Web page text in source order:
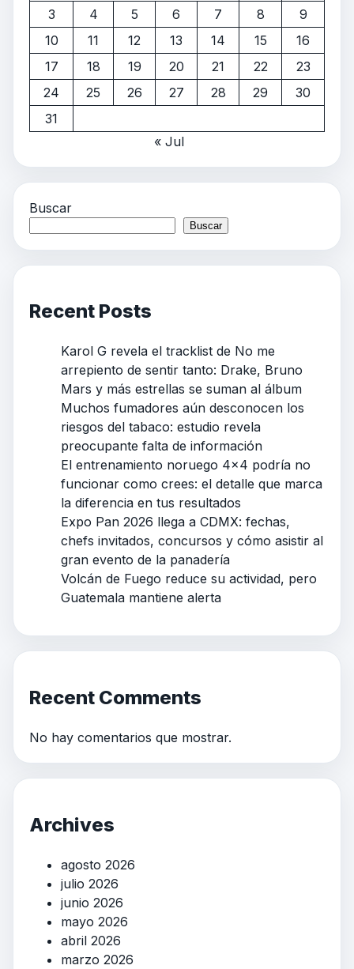
3
4 5 6 7 8
9
10
11 12 13 14 15
16
17
18 19 20 21 22
23
24
25 26 27 28 29
30
31
« Jul
Buscar
Buscar
Recent Posts
Karol G revela el tracklist de No me
arrepiento de sentir tanto: Drake, Bruno
Mars y más estrellas se suman al álbum
Muchos fumadores aún desconocen los
riesgos del tabaco: estudio revela
preocupante falta de información
El entrenamiento noruego 4×4 podría no
funcionar como crees: el detalle que marca
la diferencia en tus resultados
Expo Pan 2026 llega a CDMX: fechas,
chefs invitados, concursos y cómo asistir al
gran evento de la panadería
Volcán de Fuego reduce su actividad, pero
Guatemala mantiene alerta
Recent Comments
No hay comentarios que mostrar.
Archives
agosto 2026
julio 2026
junio 2026
mayo 2026
abril 2026
marzo 2026